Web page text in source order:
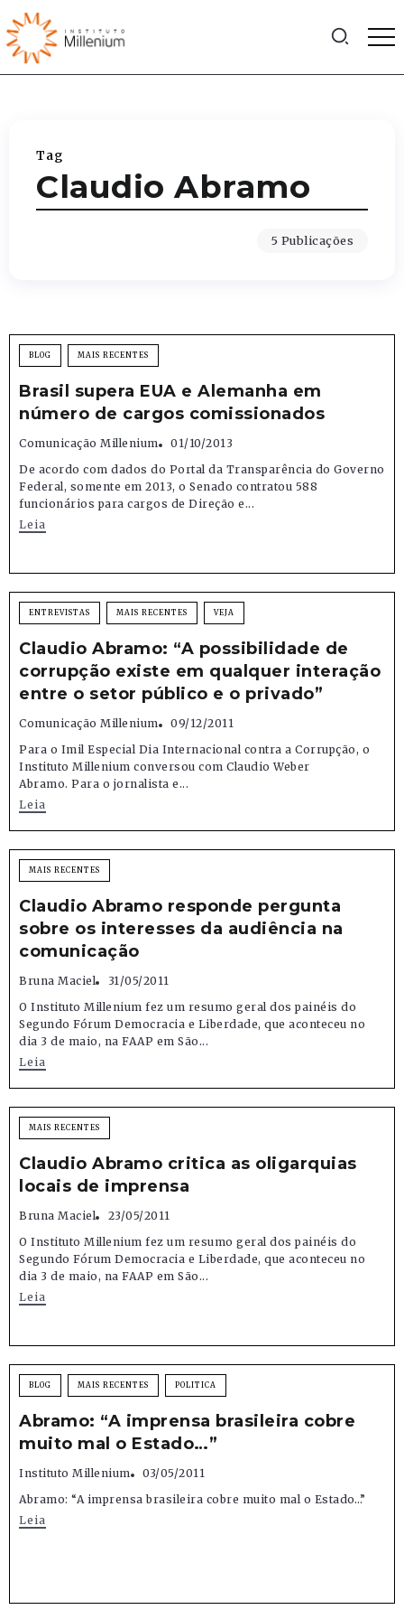
Tag
Claudio Abramo
5 Publicações
BLOG MAIS RECENTES
Brasil supera EUA e Alemanha em
número de cargos comissionados
Comunicação Millenium
01/10/2013
De acordo com dados do Portal da Transparência do Governo
Federal, somente em 2013, o Senado contratou 588
funcionários para cargos de Direção e...
Leia
ENTREVISTAS MAIS RECENTES VEJA
Claudio Abramo: “A possibilidade de
corrupção existe em qualquer interação
entre o setor público e o privado”
Comunicação Millenium
09/12/2011
Para o Imil Especial Dia Internacional contra a Corrupção, o
Instituto Millenium conversou com Claudio Weber
Abramo. Para o jornalista e...
Leia
MAIS RECENTES
Claudio Abramo responde pergunta
sobre os interesses da audiência na
comunicação
Bruna Maciel
31/05/2011
O Instituto Millenium fez um resumo geral dos painéis do
Segundo Fórum Democracia e Liberdade, que aconteceu no
dia 3 de maio, na FAAP em São...
Leia
MAIS RECENTES
Claudio Abramo critica as oligarquias
locais de imprensa
Bruna Maciel
23/05/2011
O Instituto Millenium fez um resumo geral dos painéis do
Segundo Fórum Democracia e Liberdade, que aconteceu no
dia 3 de maio, na FAAP em São...
Leia
BLOG MAIS RECENTES POLITICA
Abramo: “A imprensa brasileira cobre
muito mal o Estado…”
Instituto Millenium
03/05/2011
Abramo: “A imprensa brasileira cobre muito mal o Estado…”
Leia